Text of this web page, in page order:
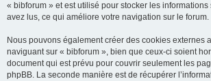
« bibforum » et est utilisé pour stocker les
avez lus, ce qui améliore votre navigation sur le forum.
Nous pouvons également créer des cookies externes
naviguant sur « bibforum », bien que ceux-ci soient
document qui est prévu pour couvrir seulement les
phpBB. La seconde manière est de récupérer